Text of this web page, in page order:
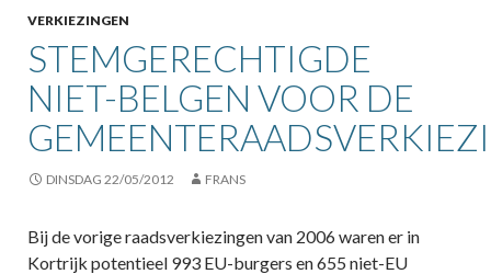
VERKIEZINGEN
STEMGERECHTIGDE
NIET-BELGEN VOOR DE
DINSDAG 22/05/2012 FRANS
Bij de vorige raadsverkiezingen van 2006 waren er in
Kortrijk potentieel 993 EU-burgers en 655 niet-EU